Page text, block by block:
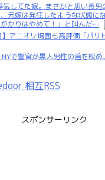
気してた嫁。まさかと思い長男
元嫁は発狂したような状態に
かりはやめて！」と叫んだ…
】アニオリ場面も高評価「パ
NYで警官が黒人男性の首を絞
相互RSS
スポンサーリンク